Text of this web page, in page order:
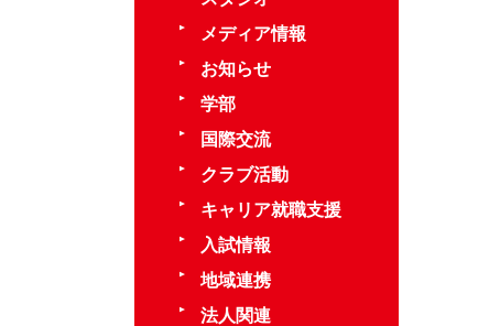
メディア情報
お知らせ
学部
国際交流
クラブ活動
キャリア就職支援
入試情報
地域連携
法人関連